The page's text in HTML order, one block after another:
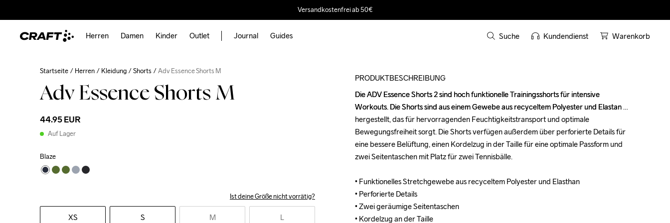
Versandkostenfrei ab 50€
Herren Damen Kinder Outlet Journal Guides Suche Kundendienst Warenkorb
Startseite Herren Kleidung Shorts Adv Essence Shorts M
Adv Essence Shorts M
44.95 EUR
Auf Lager
Blaze
Ist deine Größe nicht vorrätig?
XS S M L
PRODUKTBESCHREIBUNG
Die ADV Essence Shorts 2 sind hoch funktionelle Trainingsshorts für intensive
Workouts. Die Shorts sind aus einem Gewebe aus recyceltem Polyester und Elastan
hergestellt, das für hervorragenden Feuchtigkeitstransport und optimale
Bewegungsfreiheit sorgt. Die Shorts verfügen außerdem über perforierte Details für
eine bessere Belüftung, einen Kordelzug in der Taille für eine optimale Passform und
zwei Seitentaschen mit Platz für zwei Tennisbälle.
• Funktionelles Stretchgewebe aus recyceltem Polyester und Elasthan
• Perforierte Details
• Zwei geräumige Seitentaschen
• Kordelzug an der Taille
Die ADV Essence Shorts 2 sind hoch funktionelle Trainingsshorts für intensive
Workouts. Die Shorts sind aus einem Gewebe aus recyceltem Polyester und Elastan
hergestellt, das für hervorragenden Feuchtigkeitstransport und optimale
Bewegungsfreiheit sorgt. Die Shorts verfügen außerdem über perforierte Details für
eine bessere Belüftung, einen Kordelzug in der Taille für eine optimale Passform und
zwei Seitentaschen mit Platz für zwei Tennisbälle.
• Funktionelles Stretchgewebe aus recyceltem Polyester und Elasthan
• Perforierte Details
• Zwei geräumige Seitentaschen
• Kordelzug an der Taille